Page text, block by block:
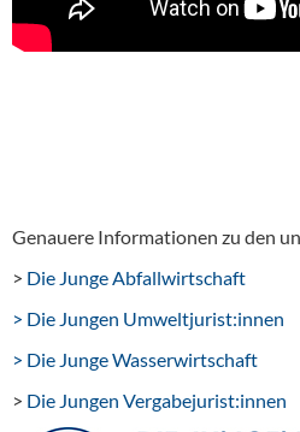
Genauere Informationen zu den
> Die Junge Abfallwirtschaft
> Die Jungen Umweltjurist:innen
> Die Junge Wasserwirtschaft
> Die Jungen Vergabejurist:innen